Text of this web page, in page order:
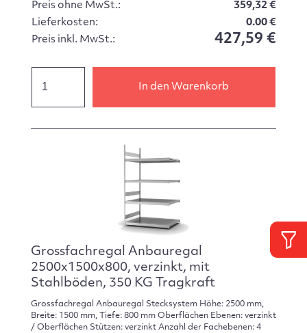
Preis ohne MwSt.:
359,32 €
Lieferkosten:
0.00 €
Preis inkl. MwSt.:
427,59 €
In den Warenkorb
Grossfachregal Anbauregal
2500x1500x800, verzinkt, mit
Stahlböden, 350 KG Tragkraft
Grossfachregal Anbauregal Stecksystem Höhe: 2500 mm,
Breite: 1500 mm, Tiefe: 800 mm Oberflächen Ebenen: verzinkt
/ Oberflächen Stützen: verzinkt Anzahl der Fachebenen: 4